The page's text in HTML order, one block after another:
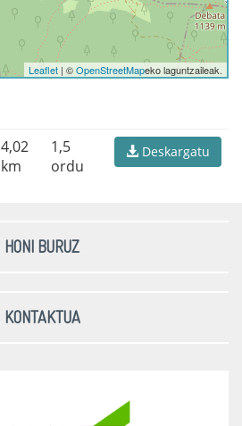
Leaflet | ©OpenStreetMapeko laguntzaileak.
4,02
km
1,5
ordu
Deskargatu
HONI BURUZ
KONTAKTUA